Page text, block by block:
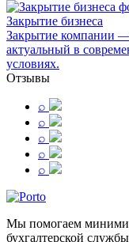
Закрытие бизнеса
Закрытие компании —
актуальный в
условиях.
Отзывы
⌕
⌕
⌕
⌕
⌕
Мы помогаем
бухгалтерской